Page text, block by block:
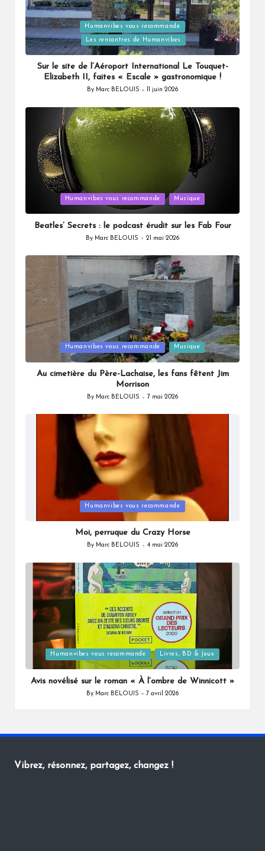
Posted
in
Humanvibes vous recommande
Les rencontres de Humanvibes
Sur le site de l’Aéroport International Le Touquet-
Elizabeth II, faites « Escale » gastronomique !
Posted
By Marc BELOUIS 11 juin 2026
Humanvibes vous recommande Musique
Beatles’ Secrets : le podcast érudit sur les Fab Four
Posted
By Marc BELOUIS 21 mai 2026
Humanvibes vous recommande Musique
Au cimetière du Père-Lachaise, les fans fêtent Jim
Morrison
Posted
By Marc BELOUIS 7 mai 2026
Humanvibes vous recommande
Moi, perruque du Crazy Horse
Posted
By Marc BELOUIS 4 mai 2026
Posted
in
Humanvibes vous recommande Livres, BD & Jeux
Avis novélisé sur le roman « À l’ombre de Winnicott »
Posted
By Marc BELOUIS 7 avril 2026
Vibrez, résonnez, partagez, changez !